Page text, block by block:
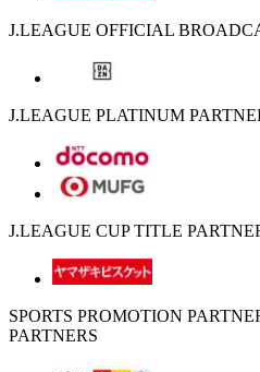
J.LEAGUE OFFICIAL
J.LEAGUE PLATINUM
J.LEAGUE CUP TITLE
SPORTS PROMOTION
PARTNERS